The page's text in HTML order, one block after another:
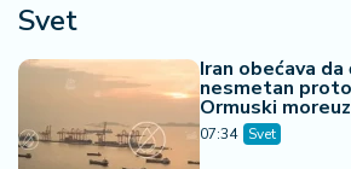
Svet
Iran obećava
nesmetan
Ormuski moreuz
07:34 Svet